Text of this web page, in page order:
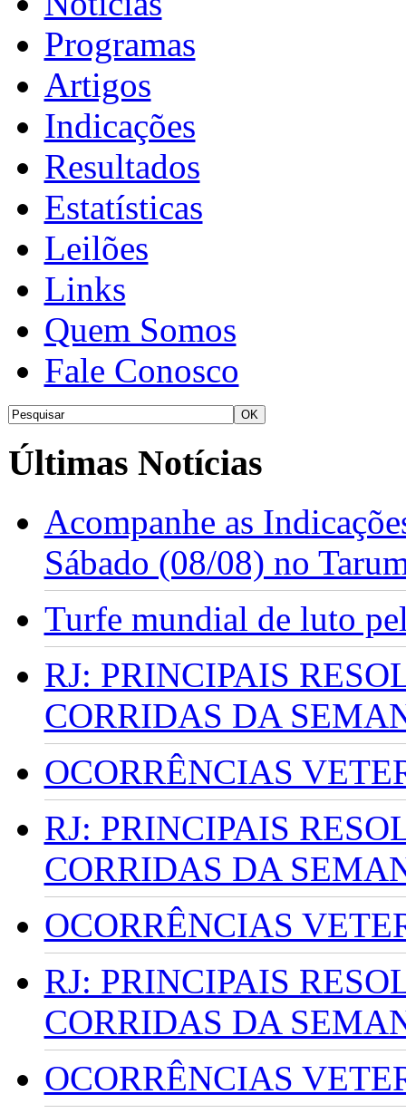
Programas
Artigos
Indicações
Resultados
Estatísticas
Leilões
Links
Quem Somos
Fale Conosco
Últimas Notícias
Acompanhe as
Sábado (08/08) no
Turfe mundial de luto
RJ: PRINCIPAIS
CORRIDAS DA
OCORRÊNCIAS
RJ: PRINCIPAIS
CORRIDAS DA
OCORRÊNCIAS
RJ: PRINCIPAIS
CORRIDAS DA
OCORRÊNCIAS